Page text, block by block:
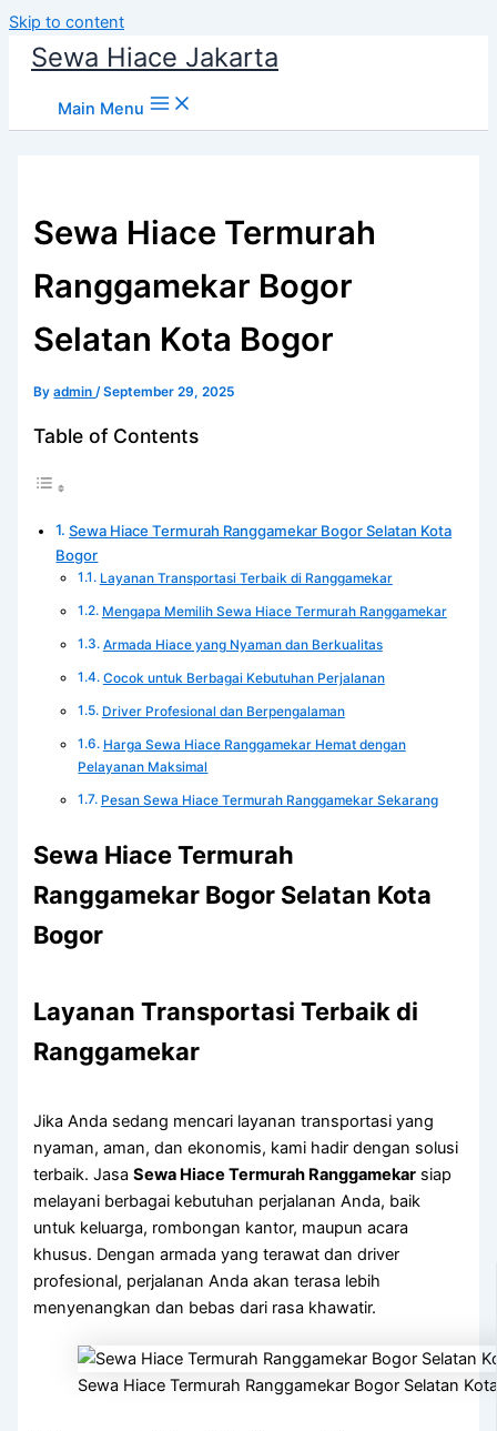
Skip to content
Sewa Hiace Jakarta
Main Menu
Sewa Hiace Termurah
Ranggamekar Bogor
Selatan Kota Bogor
Byadmin/September 29, 2025
Table of Contents
Sewa Hiace Termurah Ranggamekar Bogor Selatan Kota
Bogor
Layanan Transportasi Terbaik di Ranggamekar
Mengapa Memilih Sewa Hiace Termurah Ranggamekar
Armada Hiace yang Nyaman dan Berkualitas
Cocok untuk Berbagai Kebutuhan Perjalanan
Driver Profesional dan Berpengalaman
Harga Sewa Hiace Ranggamekar Hemat dengan
Pelayanan Maksimal
Pesan Sewa Hiace Termurah Ranggamekar Sekarang
Sewa Hiace Termurah
Ranggamekar Bogor Selatan Kota
Bogor
Layanan Transportasi Terbaik di
Ranggamekar
Jika Anda sedang mencari layanan transportasi yang
nyaman, aman, dan ekonomis, kami hadir dengan solusi
terbaik. JasaSewa Hiace Termurah Ranggamekar siap
melayani berbagai kebutuhan perjalanan Anda, baik
untuk keluarga, rombongan kantor, maupun acara
khusus. Dengan armada yang terawat dan driver
profesional, perjalanan Anda akan terasa lebih
menyenangkan dan bebas dari rasa khawatir.
Sewa Hiace Termurah Ranggamekar Bogor Selatan